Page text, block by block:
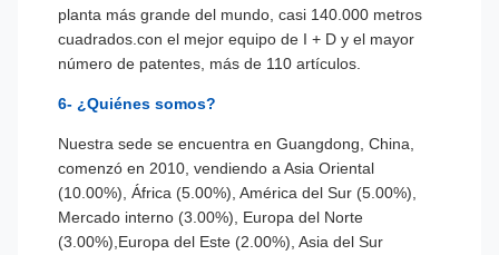
planta más grande del mundo, casi 140.000 metros
cuadrados.con el mejor equipo de I + D y el mayor
número de patentes, más de 110 artículos.
6- ¿Quiénes somos?
Nuestra sede se encuentra en Guangdong, China,
comenzó en 2010, vendiendo a Asia Oriental
(10.00%), África (5.00%), América del Sur (5.00%),
Mercado interno (3.00%), Europa del Norte
(3.00%),Europa del Este (2.00%), Asia del Sur